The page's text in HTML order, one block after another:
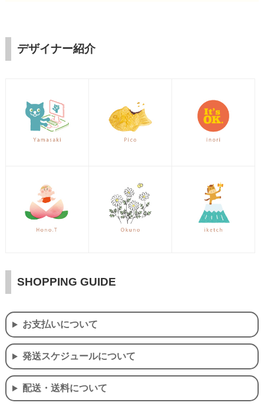
デザイナー紹介
SHOPPING GUIDE
お支払いについて
発送スケジュールについて
配送・送料について